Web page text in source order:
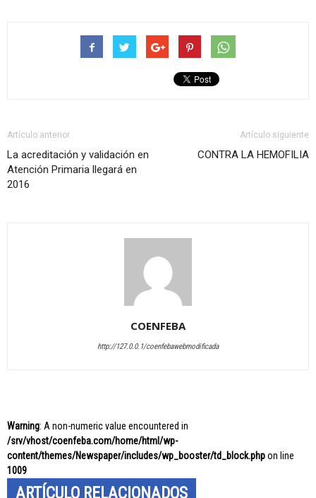
Artículo anterior
La acreditación y validación en
Atención Primaria llegará en
2016
Artículo siguiente
CONTRA LA HEMOFILIA
COENFEBA
http://127.0.0.1/coenfebawebmodificada
Warning: A non-numeric value encountered in
/srv/vhost/coenfeba.com/home/html/wp-
content/themes/Newspaper/includes/wp_booster/td_block.phpon line
1009
ARTÍCULO RELACIONADOS